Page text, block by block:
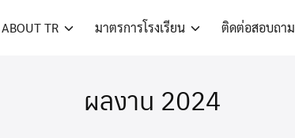
ABOUT TR มาตรการโรงเรียน ติดต่อสอบถาม
ผลงาน 2024